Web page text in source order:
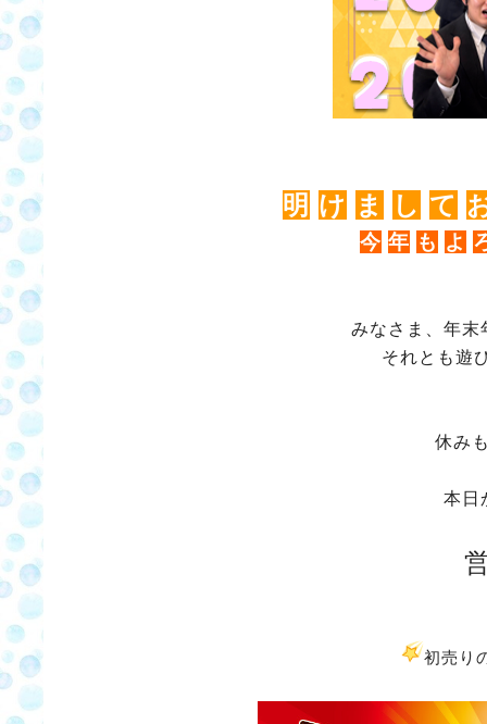
明 け ま し て
今 年 も よ
みなさま、年末
それとも遊
休み
本日
初売り